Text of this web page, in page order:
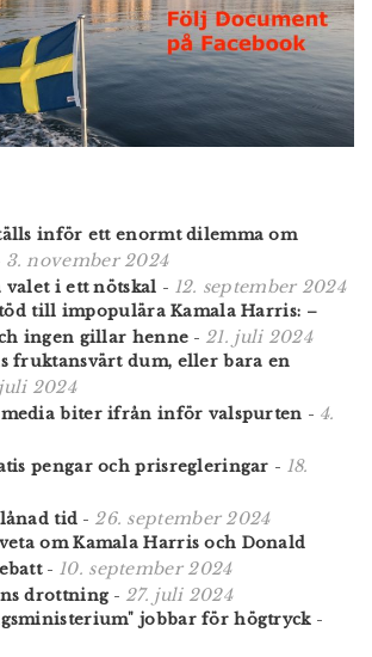
inför ett enormt dilemma om
3. november 2024
valet i ett nötskal - 12. september 2024
till impopulära Kamala Harris: –
ingen gillar henne - 21. juli 2024
fruktansvärt dum, eller bara en
2024
media biter ifrån inför valspurten - 4.
pengar och prisregleringar - 18.
tid - 26. september 2024
om Kamala Harris och Donald
- 10. september 2024
drottning- 27. juli 2024
jobbar för högtryck-